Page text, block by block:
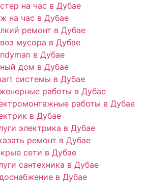
на час в Дубае
на час в Дубае
ремонт в Дубае
мусора в Дубае
в Дубае
дом в Дубае
системы в Дубае
работы в Дубае
работы в Дубае
в Дубае
электрика в Дубае
ремонт в Дубае
сети в Дубае
сантехника в Дубае
в Дубае